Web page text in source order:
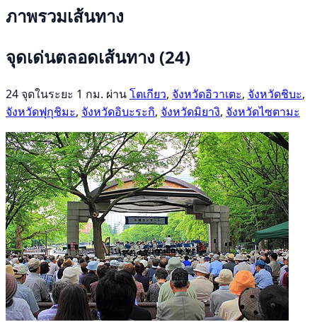
ภาพรวมเส้นทาง
จุดเด่นตลอดเส้นทาง (24)
24 จุดในระยะ 1 กม. ผ่านโตเกียว, จังหวัดอิวาเตะ, จังหวัดชิบะ,
จังหวัดฟุกุชิมะ, จังหวัดอิบะระกิ, จังหวัดมิยางิ, จังหวัดไซตามะ